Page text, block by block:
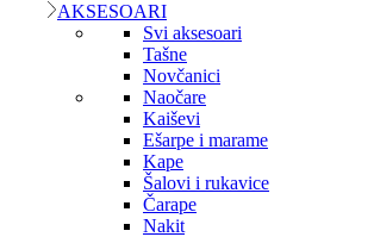
AKSESOARI
Svi aksesoari
Tašne
Novčanici
Naočare
Kaiševi
Ešarpe i marame
Kape
Šalovi i rukavice
Čarape
Nakit